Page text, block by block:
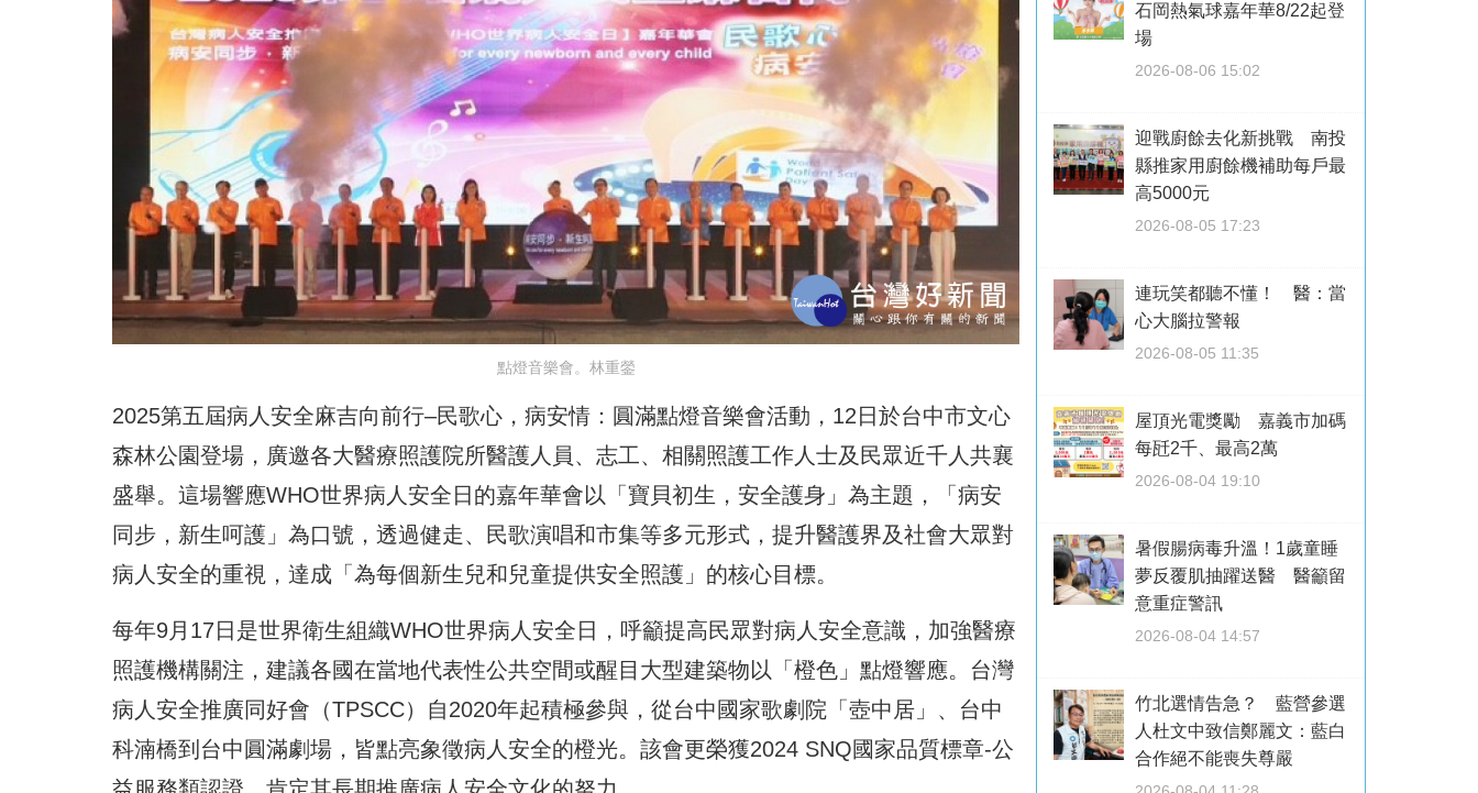
點燈音樂會。林重鎣
2025第五屆病人安全麻吉向前行–民歌心，病安情：圓滿點燈音樂會活動，12日於台中市文心
森林公園登場，廣邀各大醫療照護院所醫護人員、志工、相關照護工作人士及民眾近千人共襄
盛舉。這場響應WHO世界病人安全日的嘉年華會以「寶貝初生，安全護身」為主題，「病安
同步，新生呵護」為口號，透過健走、民歌演唱和市集等多元形式，提升醫護界及社會大眾對
病人安全的重視，達成「為每個新生兒和兒童提供安全照護」的核心目標。
每年9月17日是世界衛生組織WHO世界病人安全日，呼籲提高民眾對病人安全意識，加強醫療
照護機構關注，建議各國在當地代表性公共空間或醒目大型建築物以「橙色」點燈響應。台灣
病人安全推廣同好會（TPSCC）自2020年起積極參與，從台中國家歌劇院「壺中居」、台中
科湳橋到台中圓滿劇場，皆點亮象徵病人安全的橙光。該會更榮獲2024 SNQ國家品質標章-公
石岡熱氣球嘉年華8/22起登
場
2026-08-06 15:02
迎戰廚餘去化新挑戰 南投
縣推家用廚餘機補助每戶最
高5000元
2026-08-05 17:23
連玩笑都聽不懂！ 醫：當
心大腦拉警報
2026-08-05 11:35
屋頂光電獎勵 嘉義市加碼
每瓩2千、最高2萬
2026-08-04 19:10
暑假腸病毒升溫！1歲童睡
夢反覆肌抽躍送醫 醫籲留
意重症警訊
2026-08-04 14:57
竹北選情告急？ 藍營參選
人杜文中致信鄭麗文：藍白
合作絕不能喪失尊嚴